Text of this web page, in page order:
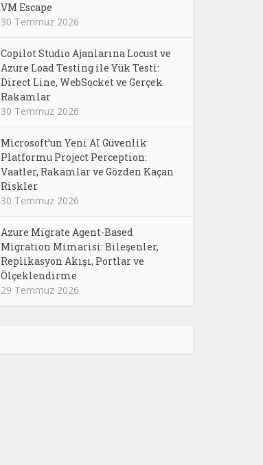
VM Escape
30 Temmuz 2026
Copilot Studio Ajanlarına Locust ve
Azure Load Testing ile Yük Testi:
Direct Line, WebSocket ve Gerçek
Rakamlar
30 Temmuz 2026
Microsoft’un Yeni AI Güvenlik
Platformu Project Perception:
Vaatler, Rakamlar ve Gözden Kaçan
Riskler
30 Temmuz 2026
Azure Migrate Agent-Based
Migration Mimarisi: Bileşenler,
Replikasyon Akışı, Portlar ve
Ölçeklendirme
29 Temmuz 2026